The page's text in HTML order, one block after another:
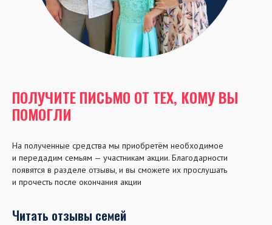
ПОЛУЧИТЕ ПИСЬМО ОТ ТЕХ, КОМУ ВЫ
ПОМОГЛИ
На полученные средства мы приобретём необходимое
и передадим семьям — участникам акции. Благодарности
появятся в разделе отзывы, и вы сможете их прослушать
и прочесть после окончания акции
Читать отзывы семей